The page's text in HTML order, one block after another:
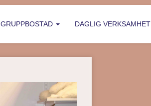
GRUPPBOSTAD DAGLIG VERKSAMHET